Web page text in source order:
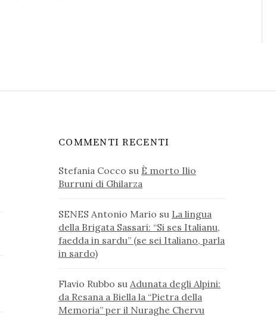
COMMENTI RECENTI
Stefania Cocco su È morto Ilio
Burruni di Ghilarza
SENES Antonio Mario su La lingua
della Brigata Sassari: “Si ses Italianu,
faedda in sardu” (se sei Italiano, parla
in sardo)
Flavio Rubbo su Adunata degli Alpini:
da Resana a Biella la “Pietra della
Memoria” per il Nuraghe Chervu